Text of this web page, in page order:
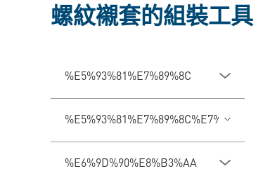
螺紋襯套的組裝工具
%E5%93%81%E7%89%8C
%E6%9D%90%E8%B3%AA